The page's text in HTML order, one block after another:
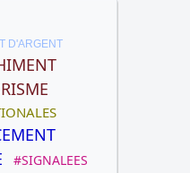
D'ARGENT
#SIGNALEES